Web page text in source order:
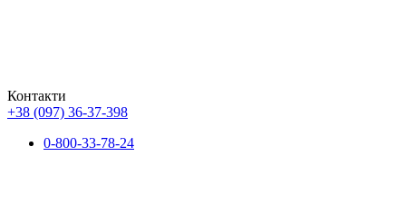
Контакти
+38 (097) 36-37-398
0-800-33-78-24